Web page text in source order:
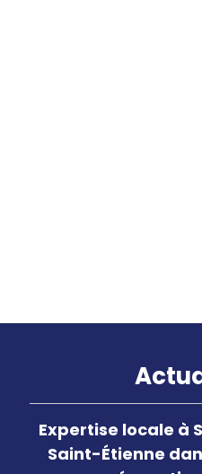
Expertise locale à
Saint-Étienne